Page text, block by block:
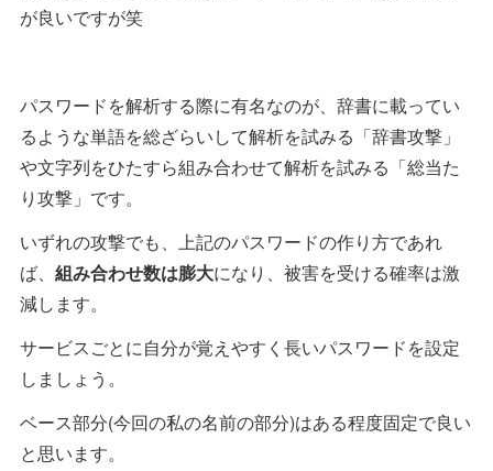
が良いですが笑
パスワードを解析する際に有名なのが、辞書に載ってい
るような単語を総ざらいして解析を試みる「辞書攻撃」
や文字列をひたすら組み合わせて解析を試みる「総当た
り攻撃」です。
いずれの攻撃でも、上記のパスワードの作り方であれ
ば、 組み合わせ数は膨大になり、被害を受ける確率は激
減します。
サービスごとに自分が覚えやすく長いパスワードを設定
しましょう。
ベース部分(今回の私の名前の部分)はある程度固定で良い
と思います。